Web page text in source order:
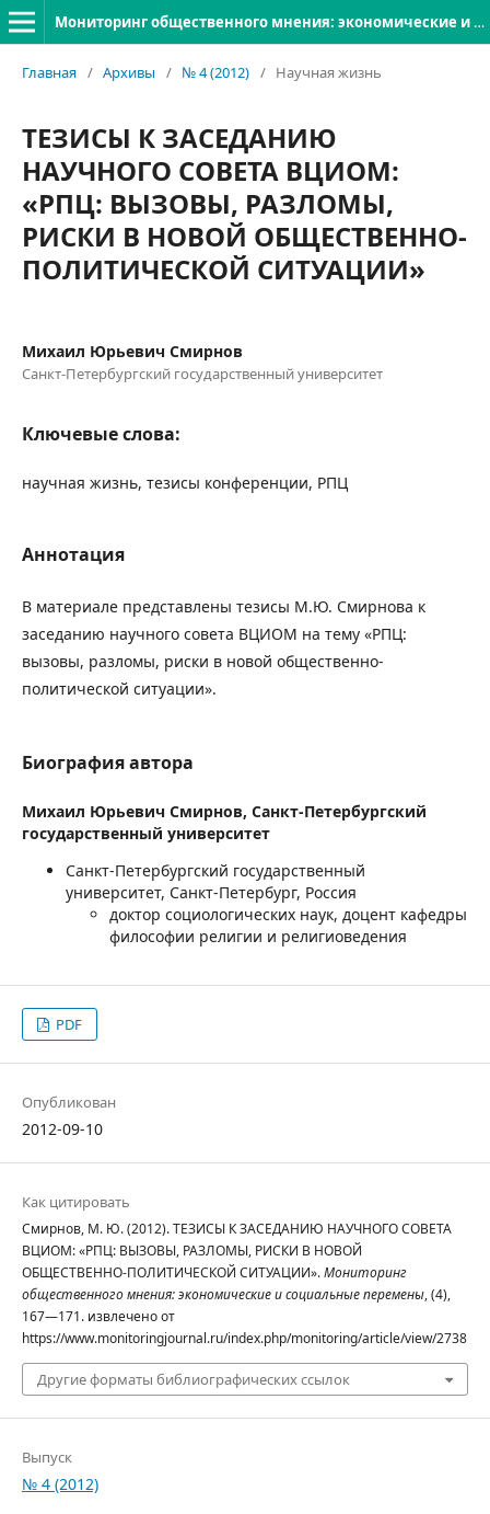
Мониторинг общественного мнения: экономические и социальные перемены
Главная / Архивы / № 4 (2012) / Научная жизнь
ТЕЗИСЫ К ЗАСЕДАНИЮ
НАУЧНОГО СОВЕТА ВЦИОМ:
«РПЦ: ВЫЗОВЫ, РАЗЛОМЫ,
РИСКИ В НОВОЙ ОБЩЕСТВЕННО-
ПОЛИТИЧЕСКОЙ СИТУАЦИИ»
Михаил Юрьевич Смирнов
Санкт-Петербургский государственный университет
Ключевые слова:
научная жизнь, тезисы конференции, РПЦ
Аннотация
В материале представлены тезисы М.Ю. Смирнова к
заседанию научного совета ВЦИОМ на тему «РПЦ:
вызовы, разломы, риски в новой общественно-
политической ситуации».
Биография автора
Михаил Юрьевич Смирнов, Санкт-Петербургский
государственный университет
Санкт-Петербургский государственный
университет, Санкт-Петербург, Россия
доктор социологических наук, доцент кафедры
философии религии и религиоведения
PDF
Опубликован
2012-09-10
Как цитировать
Смирнов, М. Ю. (2012). ТЕЗИСЫ К ЗАСЕДАНИЮ НАУЧНОГО СОВЕТА
ВЦИОМ: «РПЦ: ВЫЗОВЫ, РАЗЛОМЫ, РИСКИ В НОВОЙ
ОБЩЕСТВЕННО-ПОЛИТИЧЕСКОЙ СИТУАЦИИ».Мониторинг
общественного мнения: экономические и социальные перемены, (4),
167—171. извлечено от
https://www.monitoringjournal.ru/index.php/monitoring/article/view/2738
Другие форматы библиографических ссылок
Выпуск
№ 4 (2012)